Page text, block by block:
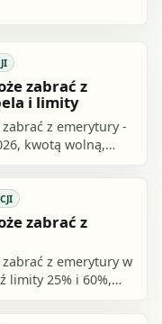
zabrać z
i limity
z emerytury -
kwotą wolną,
zabrać z
z emerytury w
limity 25% i 60%,